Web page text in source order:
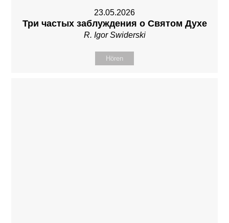
23.05.2026
Три частых заблуждения о Святом Духе
R. Igor Swiderski
Hören